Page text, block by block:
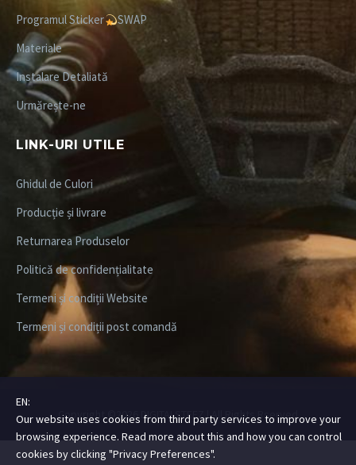
Programul Sticker
SWAP
Materiale
Instalare Detaliată
Urmărește-ne
LINK-URI UTILE
Ghidul de Culori
Producție și livrare
Returnarea Produselor
Politică de confidențialitate
Termeni și condiții Website
Termeni și condiții post comandă
Copyright ©2026 DIGITALSTEEZ| All Rights Rserved
EN:
Our website uses cookies from third party services to improve your
browsing experience. Read more about this and how you can control
cookies by clicking "Privacy Preferences".